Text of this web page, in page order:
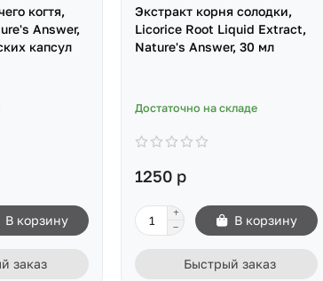
когтя,
Answer,
капсул
В корзину
заказ
Экстракт корня солодки,
Licorice Root Liquid Extract,
Nature's Answer, 30 мл
Достаточно на складе
1250 р
В корзину
Быстрый заказ